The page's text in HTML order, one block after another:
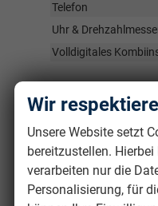
Telefon
Uhr &
Volldigitales
Sicherheit &
Airbag, Fenster-/
Beifahrerairbag
Assistenzsysteme
Tempomat,
Wir
Unsere Website setzt
bereitzustellen.
verarbeiten nur die
Personalisierung, für